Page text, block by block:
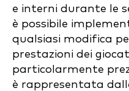
e interni durante le
è possibile
qualsiasi modifica
prestazioni dei
particolarmente
è rappresentata